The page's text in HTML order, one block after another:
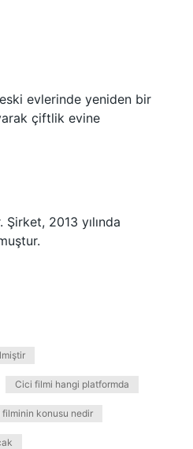
evlerinde yeniden bir
çiftlik evine
Şirket, 2013 yılında
Cici filmi hangi platformda
konusu nedir